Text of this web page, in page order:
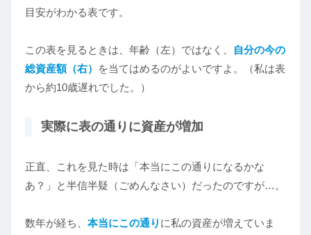
目安がわかる表です。
この表を見るときは、年齢（左）ではなく、
自分の今の
総資産額（右）
を当てはめるのがよいですよ。（私は表
から約10歳遅れでした。）
実際に表の通りに資産が増加
正直、これを見た時は「本当にこの通りになるかな
あ？」と半信半疑（ごめんなさい）だったのですが…。
数年が経ち、 本当にこの通り に私の資産が増えていま